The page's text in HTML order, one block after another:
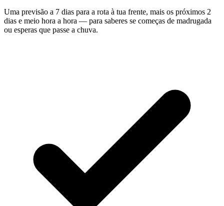
Uma previsão a 7 dias para a rota à tua frente, mais os próximos 2
dias e meio hora a hora — para saberes se começas de madrugada
ou esperas que passe a chuva.